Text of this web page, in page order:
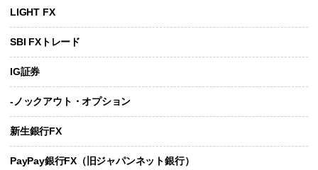
LIGHT FX
SBI FXトレード
IG証券
-ノックアウト・オプション
新生銀行FX
PayPay銀行FX（旧ジャパンネット銀行）